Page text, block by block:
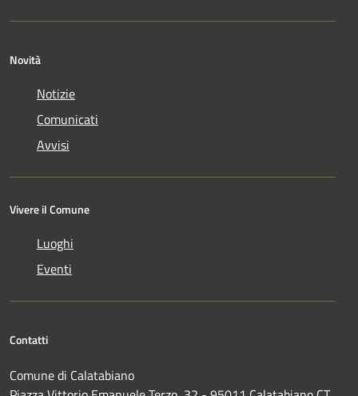
Novità
Notizie
Comunicati
Avvisi
Vivere il Comune
Luoghi
Eventi
Contatti
Comune di Calatabiano